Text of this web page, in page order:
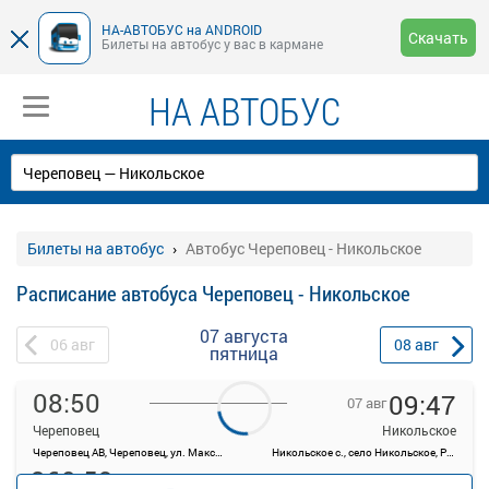
НА-АВТОБУС на ANDROID
Билеты на автобус у вас в кармане
Скачать
НА АВТОБУС
Билеты на автобус Автобус Череповец - Никольское
Расписание автобуса Череповец - Никольское
06 авг 07 августа
пятница 08 авг
08:50
Череповец
Череповец АВ, Череповец, ул. Максима Горького, 44
07 авг09:47
Никольское
Никольское с., село Никольское, Россия
360.59